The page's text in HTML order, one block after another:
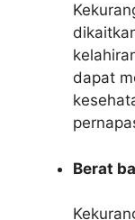
dapat
Berat